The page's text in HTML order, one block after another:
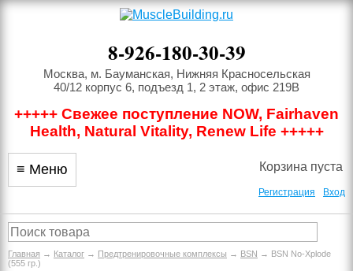
8-926-180-30-39
Москва, м. Бауманская, Нижняя Красносельская
40/12 корпус 6, подъезд 1, 2 этаж, офис 219В
+++++ Свежее поступление NOW, Fairhaven
Health, Natural Vitality, Renew Life +++++
≡ Меню Корзина пуста
Регистрация Вход
Главная → Каталог → Предтренировочные комплексы → BSN → BSN No-Xplode
(555 гр.)